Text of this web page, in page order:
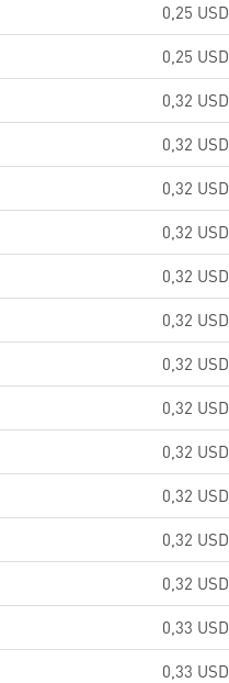
0,25 USD
0,25 USD
0,32 USD
0,32 USD
0,32 USD
0,32 USD
0,32 USD
0,32 USD
0,32 USD
0,32 USD
0,32 USD
0,32 USD
0,32 USD
0,32 USD
0,33 USD
0,33 USD